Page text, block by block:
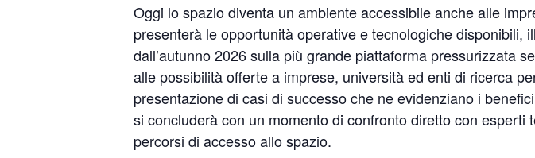
Oggi lo spazio diventa un ambiente accessibile anche alle
presenterà le opportunità operative e tecnologiche
dall’autunno 2026 sulla più grande piattaforma pressurizzata
alle possibilità offerte a imprese, università ed enti di ricerca
presentazione di casi di successo che ne evidenziano i
si concluderà con un momento di confronto diretto con
percorsi di accesso allo spazio.